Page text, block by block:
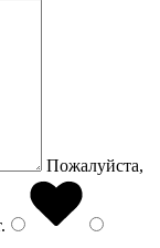
Пожалуйста,
.